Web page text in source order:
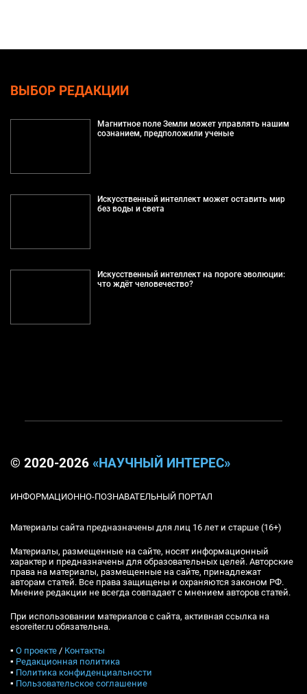
ВЫБОР РЕДАКЦИИ
Магнитное поле Земли может управлять нашим
сознанием, предположили ученые
Искусственный интеллект может оставить мир
без воды и света
Искусственный интеллект на пороге эволюции:
что ждёт человечество?
© 2020-2026 «НАУЧНЫЙ ИНТЕРЕС»
ИНФОРМАЦИОННО-ПОЗНАВАТЕЛЬНЫЙ ПОРТАЛ
Материалы сайта предназначены для лиц 16 лет и старше (16+)
Материалы, размещенные на сайте, носят информационный
характер и предназначены для образовательных целей. Авторские
права на материалы, размещенные на сайте, принадлежат
авторам статей. Все права защищены и охраняются законом РФ.
Мнение редакции не всегда совпадает с мнением авторов статей.
При использовании материалов с сайта, активная ссылка на
esoreiter.ru обязательна.
▪ О проекте / Контакты
▪ Редакционная политика
▪ Политика конфиденциальности
▪ Пользовательское соглашение